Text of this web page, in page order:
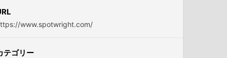
www.spotwright.com/
テゴリー